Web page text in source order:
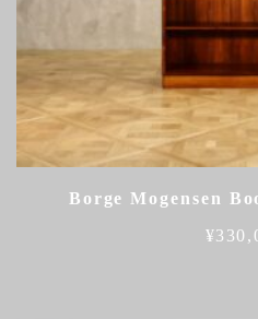
Borge Mogensen
¥